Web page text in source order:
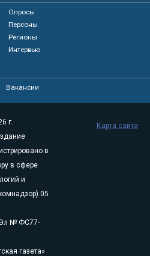
Опросы
Персоны
Регионы
Интервью
Вакансии
г.
в
в сфере
и
05
Эл № ФС77-
газета»
Карта сайта